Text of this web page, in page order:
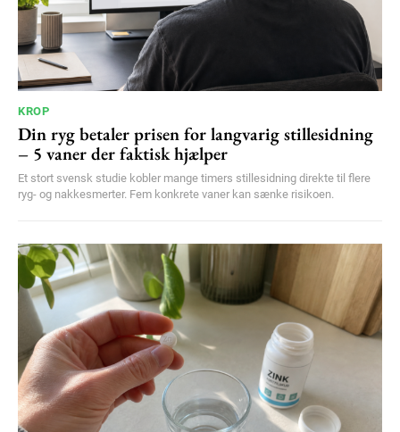
KROP
Din ryg betaler prisen for langvarig stillesidning
– 5 vaner der faktisk hjælper
Et stort svensk studie kobler mange timers stillesidning direkte til flere
ryg- og nakkesmerter. Fem konkrete vaner kan sænke risikoen.